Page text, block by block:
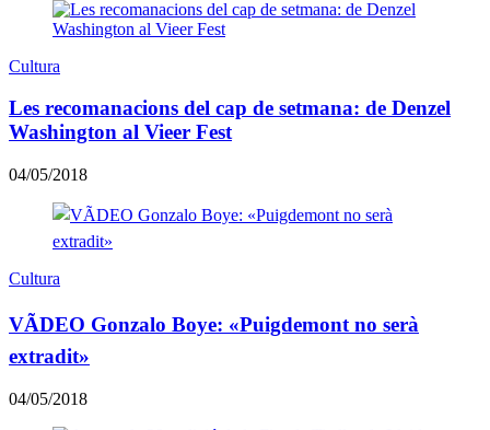
Cultura
Les recomanacions del cap de setmana: de Denzel
Washington al Vieer Fest
04/05/2018
Cultura
VÃDEO Gonzalo Boye: «Puigdemont no serà
extradit»
04/05/2018